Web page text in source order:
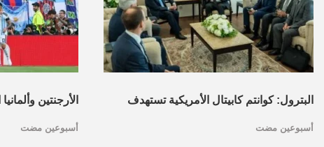
البترول: كوانتم كابيتال الأمريكية تستهدف
أسبوعين مضت
الأرجنتين
أسبوعين مضت